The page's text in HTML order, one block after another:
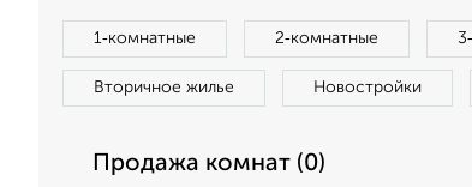
1‑комнатные 2‑комнатные
Вторичное жилье Новостройки
Продажа комнат (0)